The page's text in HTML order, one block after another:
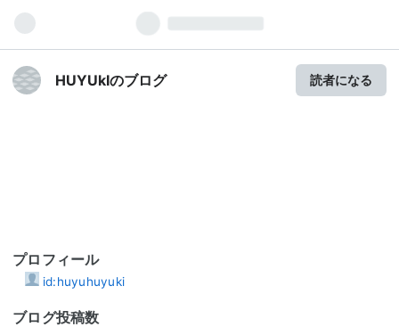
HUYUkIのブログ 読者になる
プロフィール
id:huyuhuyuki
ブログ投稿数